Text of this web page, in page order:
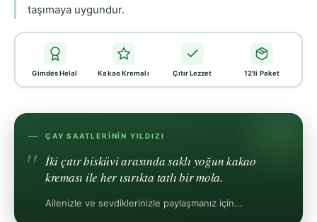
taşımaya uygundur.
Gimdes Helal Kakao Kremalı Çıtır Lezzet 12'li Paket
ÇAY SAATLERININ YILDIZI
İki çıtır bisküvi arasında saklı yoğun kakao
kreması ile her ısırıkta tatlı bir mola.
Ailenizle ve sevdiklerinizle paylaşmanız için...